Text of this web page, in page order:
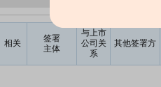
相关
签署
主体
与上市
公司关
系
其他签署方